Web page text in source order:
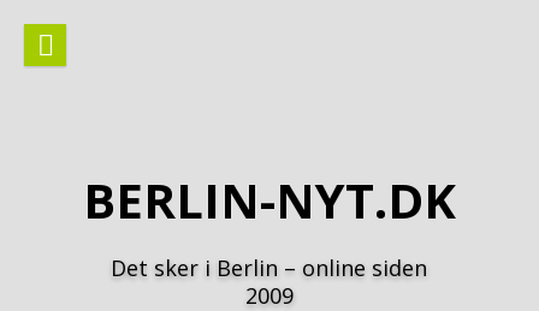
indhold
BERLIN-NYT.DK
Det sker i Berlin – online siden
2009